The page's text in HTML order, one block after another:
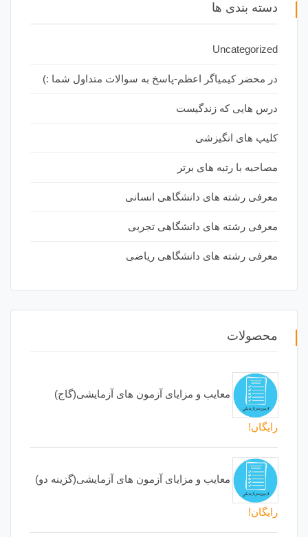
دسته بندی ها
Uncategorized
در محضر کیمیاگر اعظم-پاسخ به سوالات متداول شما :)
درس هایی که زندگیست
کلیپ های انگیزشی
مصاحبه با رتبه های برتر
معرفی رشته های دانشگاهی انسانی
معرفی رشته های دانشگاهی تجربی
معرفی رشته های دانشگاهی ریاضی
محصولات
معایب و مزایای آزمون های آزمایشی(گاج)
رایگان!
معایب و مزایای آزمون های آزمایشی(گزینه دو)
رایگان!